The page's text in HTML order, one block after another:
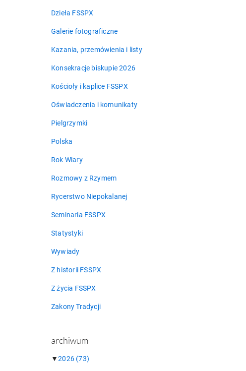
Dzieła FSSPX
Galerie fotograficzne
Kazania, przemówienia i listy
Konsekracje biskupie 2026
Kościoły i kaplice FSSPX
Oświadczenia i komunikaty
Pielgrzymki
Polska
Rok Wiary
Rozmowy z Rzymem
Rycerstwo Niepokalanej
Seminaria FSSPX
Statystyki
Wywiady
Z historii FSSPX
Z życia FSSPX
Zakony Tradycji
archiwum
▼2026 (73)